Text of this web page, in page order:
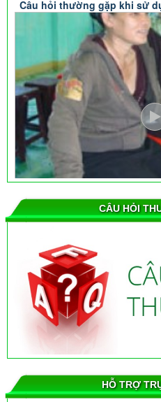
Thành tựu và kết quả của
CÂU HỎI
HỖ TRỢ